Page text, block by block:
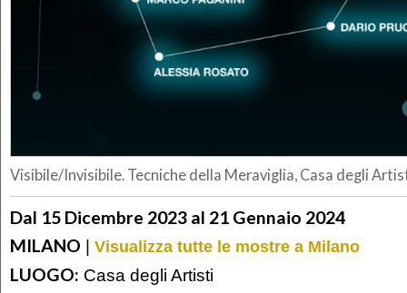
Visibile/Invisibile. Tecniche della Meraviglia, Casa degli
Dal 15 Dicembre 2023 al 21 Gennaio 2024
MILANO | Visualizza tutte le mostre a Milano
LUOGO: Casa degli Artisti